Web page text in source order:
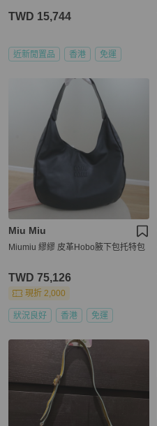
TWD 15,744
近新閒置品 香港 免運
Miu Miu
Miumiu 繆繆 皮革Hobo腋下包托特包
TWD 75,126
現折 2,000
狀況良好 香港 免運